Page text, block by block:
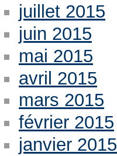
juillet 2015
juin 2015
mai 2015
avril 2015
mars 2015
février 2015
janvier 2015